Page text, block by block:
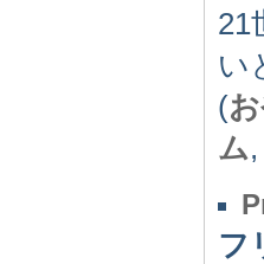
21
い
(
ム,
フ